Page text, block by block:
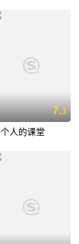
7.3
人的课堂